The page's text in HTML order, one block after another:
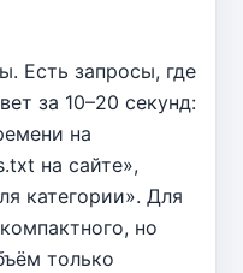
Есть запросы, где
за 10–20 секунд:
на
на сайте»,
категории». Для
но
только